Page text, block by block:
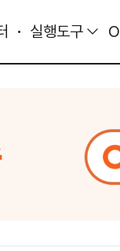
실행도구